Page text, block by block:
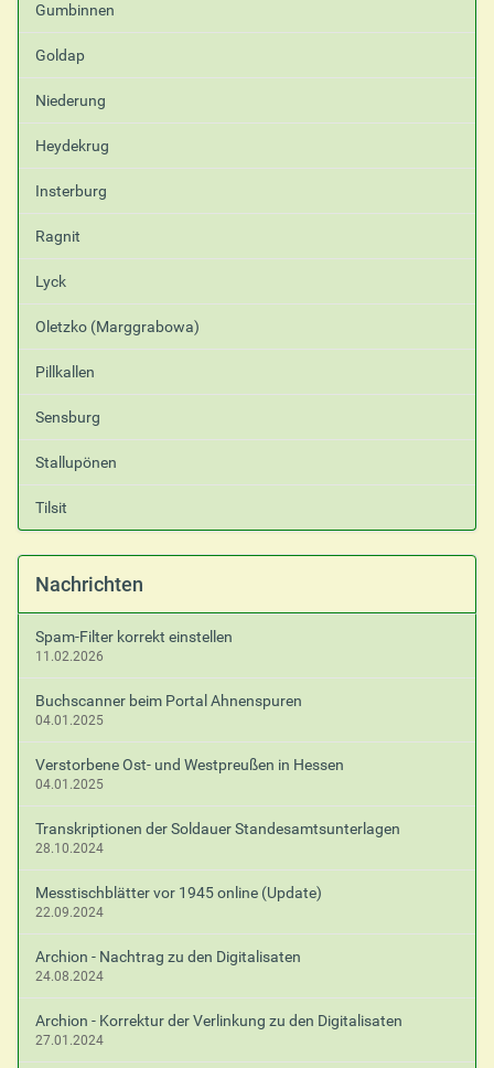
Gumbinnen
Goldap
Niederung
Heydekrug
Insterburg
Ragnit
Lyck
Oletzko (Marggrabowa)
Pillkallen
Sensburg
Stallupönen
Tilsit
Nachrichten
Spam-Filter korrekt einstellen
11.02.2026
Buchscanner beim Portal Ahnenspuren
04.01.2025
Verstorbene Ost- und Westpreußen in Hessen
04.01.2025
Transkriptionen der Soldauer Standesamtsunterlagen
28.10.2024
Messtischblätter vor 1945 online (Update)
22.09.2024
Archion - Nachtrag zu den Digitalisaten
24.08.2024
Archion - Korrektur der Verlinkung zu den Digitalisaten
27.01.2024